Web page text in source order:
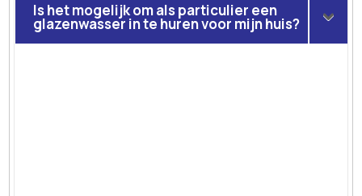
Is het mogelijk om als particulier een
glazenwasser in te huren voor mijn huis?